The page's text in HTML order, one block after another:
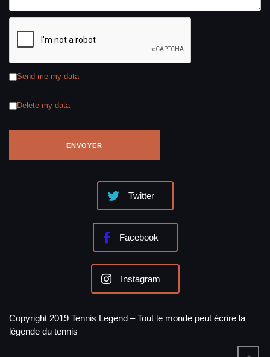
Send me my data
Delete my data
Twitter
Facebook
Instagram
Copyright 2019 Tennis Legend – Tout le monde peut écrire la
légende du tennis